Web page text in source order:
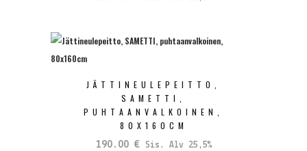
JÄTTINEULEPEITTO,
SAMETTI,
PUHTAANVALKOINEN,
80X160CM
190.00 € Sis. Alv 25,5%